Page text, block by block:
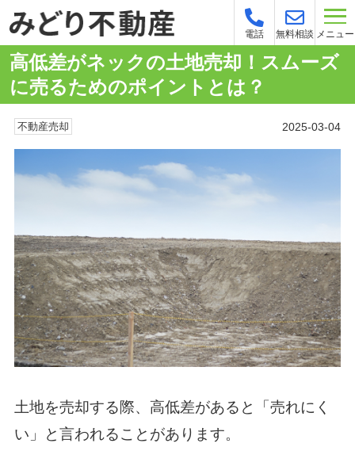
電話 無料相談 メニュー
高低差がネックの土地売却！スムーズ
に売るためのポイントとは？
不動産売却 2025-03-04
土地を売却する際、高低差があると「売れにく
い」と言われることがあります。